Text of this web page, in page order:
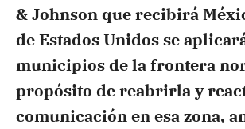
& Johnson que recibirá
de Estados Unidos se
municipios de la frontera
propósito de reabrirla y
comunicación en esa zona,